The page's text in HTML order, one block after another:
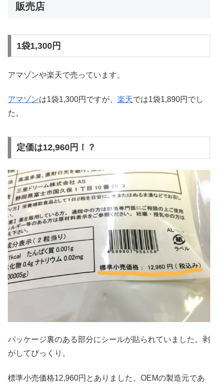
販売店
1袋1,300円
アマゾンや楽天で売っています。
アマゾンは1袋1,300円ですが、 楽天では1袋1,890円でし
た。
定価は12,960円！？
パッケージ裏のある部分にシールが貼られていました。剥
がしてびっくり。
標準小売価格12,960円とありました。OEMの製造元であ